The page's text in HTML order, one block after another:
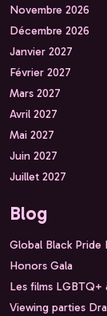
Novembre 2026
Décembre 2026
Janvier 2027
Février 2027
Mars 2027
Avril 2027
Mai 2027
Juin 2027
Juillet 2027
Blog
Global Black Pride
Honors Gala
Les films LGBTQ+
Viewing parties